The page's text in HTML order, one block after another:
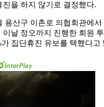
진을 하지 않기로 결정했다.
용산구 이촌로 의협회관에
이날 정오까지 진행한 회원
가 집단휴진 유보를 택했다고